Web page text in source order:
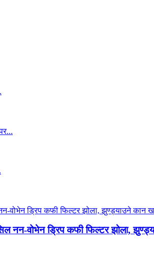
नन-वोभेन ड्रिप कफी फिल्टर झोला,